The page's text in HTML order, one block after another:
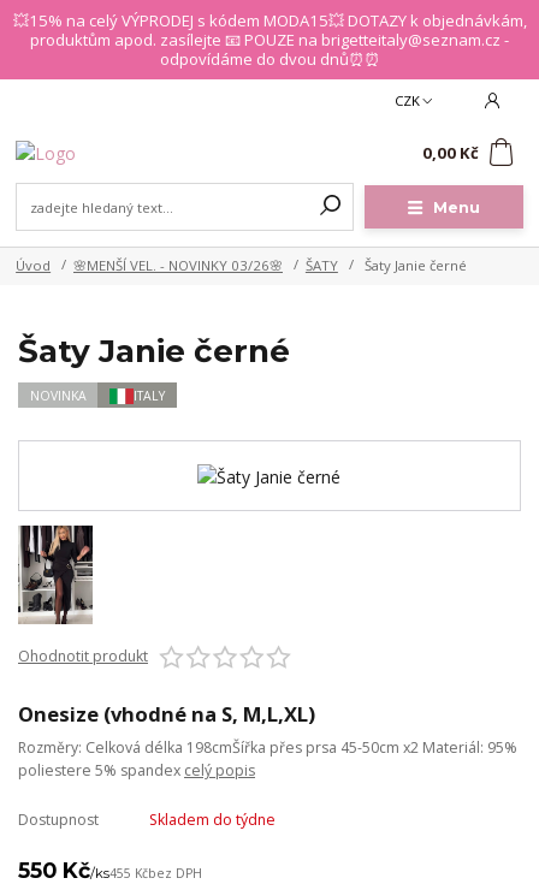
💥15% na celý VÝPRODEJ s kódem MODA15💥 DOTAZY k objednávkám,
produktům apod. zasílejte 📧 POUZE na brigetteitaly@seznam.cz -
odpovídáme do dvou dnů⏰⏰
Menu
CZK
0,00 Kč
Úvod 🌸MENŠÍ VEL. - NOVINKY 03/26🌸 ŠATY Šaty Janie černé
Šaty Janie černé
NOVINKA ITALY
Ohodnotit produkt
Onesize (vhodné na S, M,L,XL)
Rozměry: Celková délka 198cmŠířka přes prsa 45-50cm x2 Materiál: 95%
poliestere 5% spandex celý popis
Dostupnost Skladem do týdne
550 Kč/ks455 Kčbez DPH